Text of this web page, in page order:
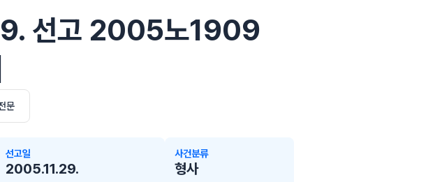
선고 2005노1909
문
선고일
2005.11.29.
사건분류
형사